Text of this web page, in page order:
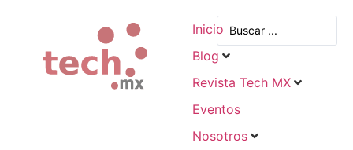
Inicio
Blog
Revista Tech MX
Eventos
Nosotros